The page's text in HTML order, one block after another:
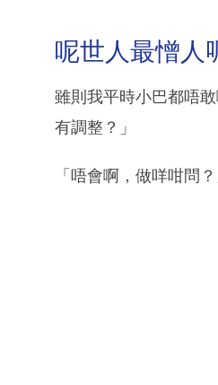
呢世人最憎人
雖則我平時小巴都唔
有調整？」
「唔會啊，做咩咁問